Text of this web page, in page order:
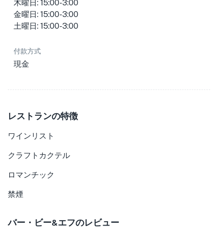
木曜日: 15:00-3:00
金曜日: 15:00-3:00
土曜日: 15:00-3:00
付款方式
現金
レストランの特徴
ワインリスト
クラフトカクテル
ロマンチック
禁煙
バー・ビー&エフのレビュー